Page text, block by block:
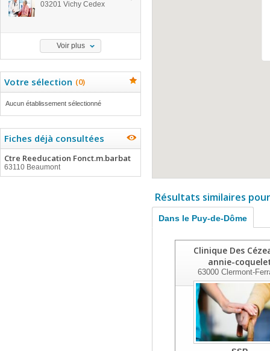
03201 Vichy Cedex
Voir plus
Votre sélection (0)
Aucun établissement sélectionné
Fiches déjà consultées
Ctre Reeducation Fonct.m.barbat
63110 Beaumont
Résultats similaires
Dans le Puy-de-Dôme
Clinique Des
annie-
63000 Clermont-